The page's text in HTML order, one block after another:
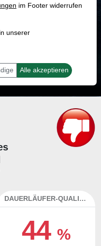
sein.
DAUERLÄUFER-QUALITÄTEN
44%
im Footer widerrufen
unserer
Alle akzeptieren